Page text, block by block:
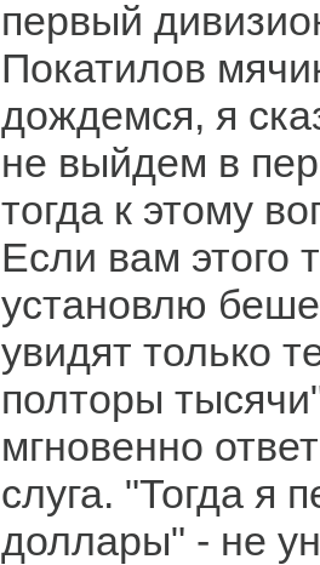
первый
Покатилов
дождемся, я
не выйдем в
тогда к этому
Если вам этого
установлю
увидят только
полторы
мгновенно
слуга. "Тогда я
доллары" - не